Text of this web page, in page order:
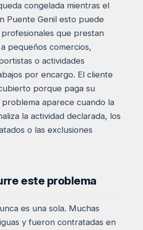
congelada mientras el
Puente Genil esto puede
que prestan
pequeños comercios,
o actividades
por encargo. El cliente
porque paga su
aparece cuando la
la actividad declarada, los
o las exclusiones
este problema
es una sola. Muchas
y fueron contratadas en